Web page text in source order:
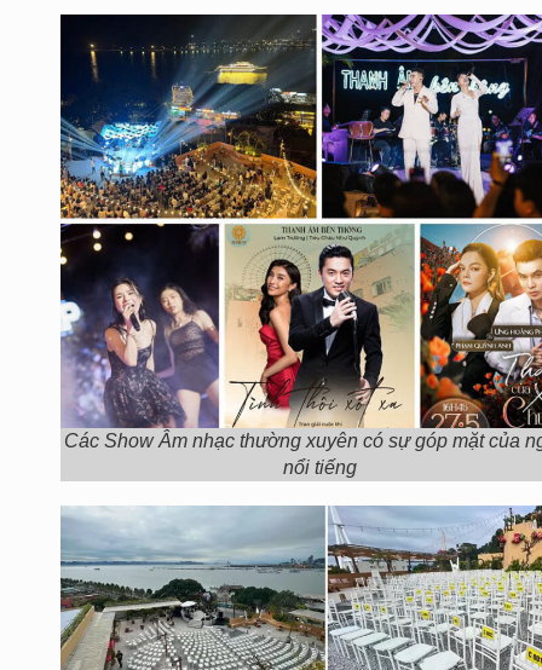
Các Show Âm nhạc thường xuyên có sự góp mặt của
nổi tiếng